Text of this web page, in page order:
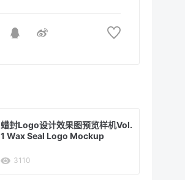
蜡封Logo设计效果图预览样机Vol.
1 Wax Seal Logo Mockup
3110